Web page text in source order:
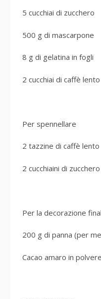
5 cucchiai di zucchero
500 g di mascarpone
8 g di gelatina in fogli
2 cucchiai di caffè
Per spennellare
2 tazzine di caffè lento
2 cucchiaini di zucchero
Per la decorazione
200 g di panna (per
Cacao amaro in polvere